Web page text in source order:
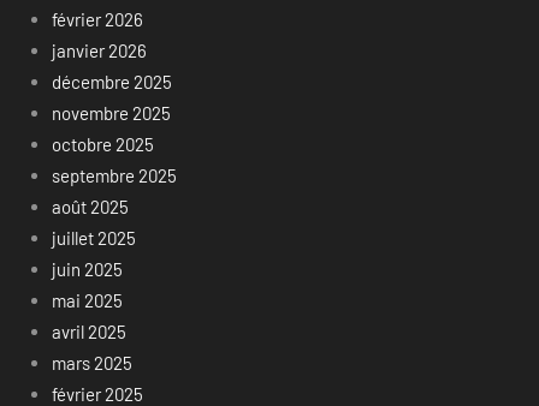
février 2026
janvier 2026
décembre 2025
novembre 2025
octobre 2025
septembre 2025
août 2025
juillet 2025
juin 2025
mai 2025
avril 2025
mars 2025
février 2025